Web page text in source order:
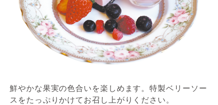
鮮やかな果実の色合いを楽しめます。特製ベリーソー
スをたっぷりかけてお召し上がりください。